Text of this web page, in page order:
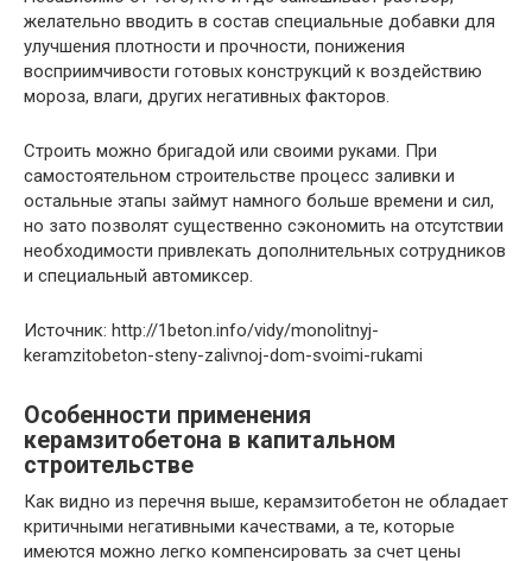
желательно вводить в состав специальные добавки для
улучшения плотности и прочности, понижения
восприимчивости готовых конструкций к воздействию
мороза, влаги, других негативных факторов.
Строить можно бригадой или своими руками. При
самостоятельном строительстве процесс заливки и
остальные этапы займут намного больше времени и сил,
но зато позволят существенно сэкономить на отсутствии
необходимости привлекать дополнительных сотрудников
и специальный автомиксер.
Источник: http://1beton.info/vidy/monolitnyj-
keramzitobeton-steny-zalivnoj-dom-svoimi-rukami
Особенности применения
керамзитобетона в капитальном
строительстве
Как видно из перечня выше, керамзитобетон не обладает
критичными негативными качествами, а те, которые
имеются можно легко компенсировать за счет цены